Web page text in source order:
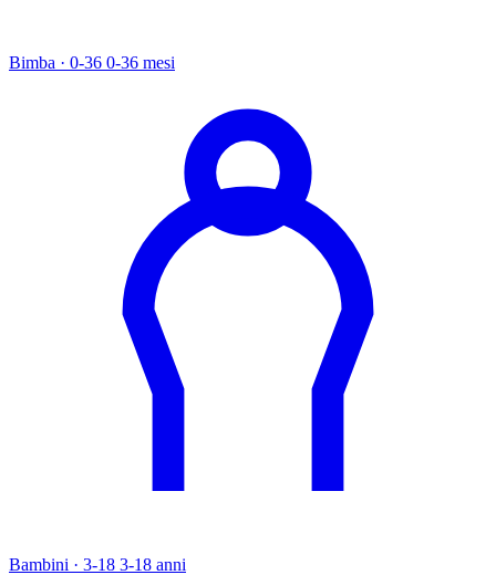
Bimba · 0-36 0-36 mesi
Bambini · 3-18 3-18 anni